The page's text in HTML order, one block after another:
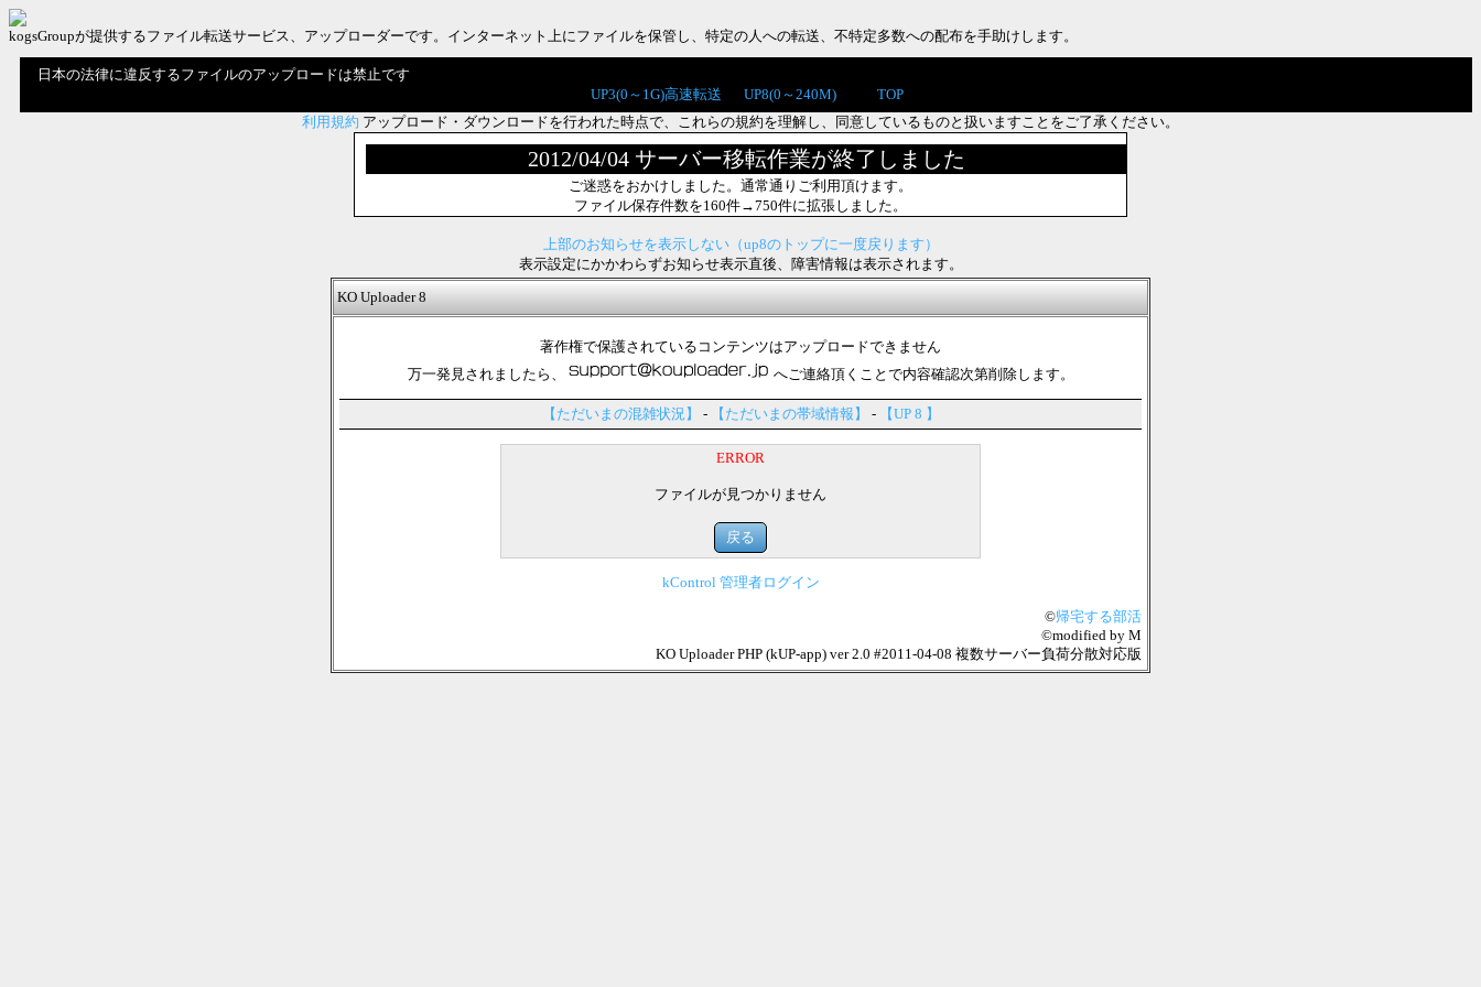
kogsGroupが提供するファイル転送サービス、アップローダーです。インターネット上にファイルを保管し、特定の人への転送、不特定多数への配布を手助けします。
日本の法律に違反するファイルのアップロードは禁止です
UP3(0～1G)高速転送
UP8(0～240M)
TOP
利用規約 アップロード・ダウンロードを行われた時点で、これらの規約を理解し、同意しているものと扱いますことをご了承ください。
2012/04/04 サーバー移転作業が終了しました
ご迷惑をおかけしました。通常通りご利用頂けます。
ファイル保存件数を160件→750件に拡張しました。
上部のお知らせを表示しない（up8のトップに一度戻ります）
表示設定にかかわらずお知らせ表示直後、障害情報は表示されます。
KO Uploader 8
著作権で保護されているコンテンツはアップロードできません
万一発見されましたら、
へご連絡頂くことで内容確認次第削除します。
【ただいまの混雑状況】 - 【ただいまの帯域情報】 - 【UP 8 】
ERROR
ファイルが見つかりません
kControl 管理者ログイン
©帰宅する部活
©modified by M
KO Uploader PHP (kUP-app) ver 2.0 #2011-04-08 複数サーバー負荷分散対応版